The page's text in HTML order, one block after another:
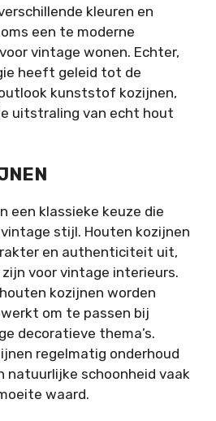
kleuren en
een te moderne
vintage wonen. Echter,
heeft geleid tot de
kunststof kozijnen,
uitstraling van echt hout
een klassieke keuze die
stijl. Houten kozijnen
en authenticiteit uit,
voor vintage interieurs.
kozijnen worden
om te passen bij
decoratieve thema’s.
regelmatig onderhoud
natuurlijke schoonheid vaak
waard.